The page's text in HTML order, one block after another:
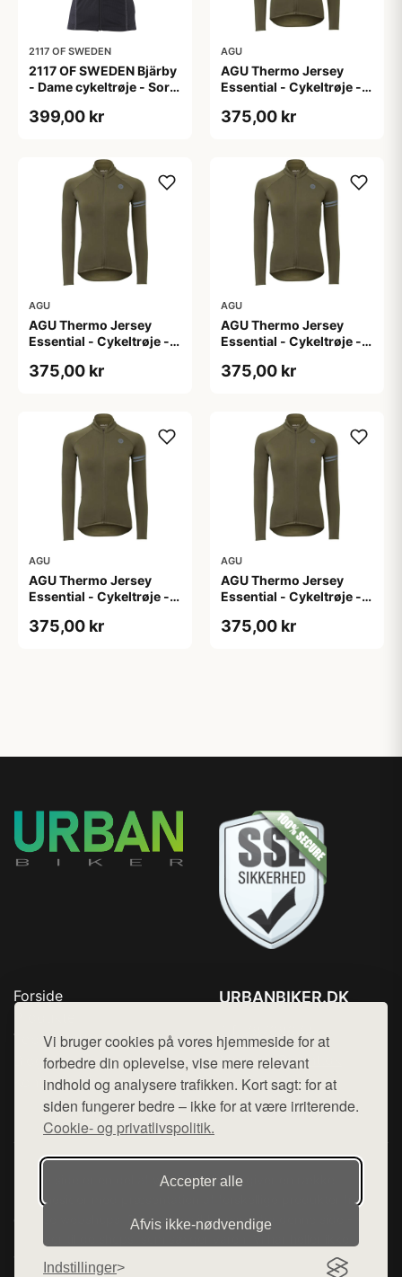
Vi bruger cookies på vores hjemmeside for at
forbedre din oplevelse, vise mere relevant
indhold og analysere trafikken. Kort sagt: for at
siden fungerer bedre – ikke for at være irriterende.
Cookie- og privatlivspolitik.
Accepter alle
Afvis ikke‑nødvendige
Indstillinger
2117 OF SWEDEN
2117 OF SWEDEN Bjärby
- Dame cykeltrøje - Sort
399,00 kr
AGU
AGU Thermo Jersey
Essential - Cykeltrøje -
L
375,00 kr
AGU
AGU Thermo Jersey
Essential - Cykeltrøje -
M
375,00 kr
AGU
AGU Thermo Jersey
Essential - Cykeltrøje -
S
375,00 kr
AGU
AGU Thermo Jersey
Essential - Cykeltrøje -
XL
375,00 kr
AGU
AGU Thermo Jersey
Essential - Cykeltrøje -
XXL
375,00 kr
Forside
Top Rabatter
Blog
Kontakt
URBANBIKER.DK
Mail: hej@want.dk
Cookie- og privatlivspolitik
Denne side er en del af want.dk, der udgiver en række
hjemmesider med præsentation af forskellige produkter fra
diverse webshops. Der sælges ikke varer fra denne side - vi
varerne på lager.